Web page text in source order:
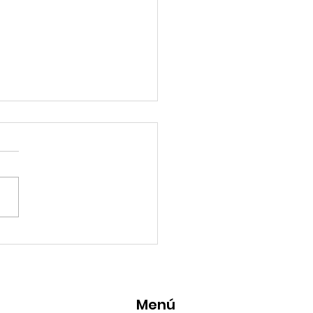
Destacada en
Menú